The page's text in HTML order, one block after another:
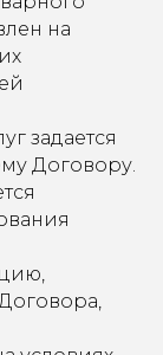
на
задается
Договору.